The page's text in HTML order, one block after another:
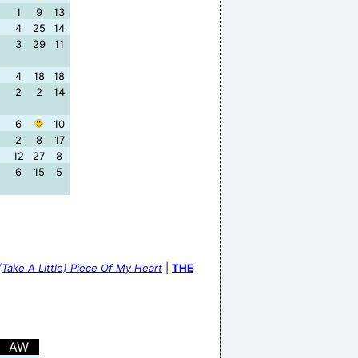
1 9 13
4 25 14
3 29 11
4 18 18
2 2 14
6 10
2 8 17
12 27 8
6 15 5
A Little) Piece Of My Heart
THE
AW